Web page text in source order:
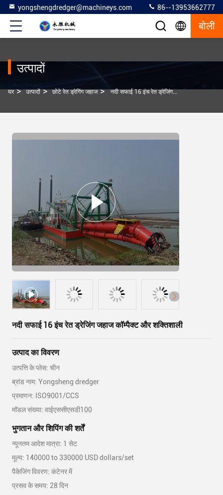
yongshengdredger@machineys.com 86--13953662777
बोली
उत्पादों
घर > उत्पादों > छोटे रेत ड्रेगिंग जहाज > नदी सफाई 16 इंच रेत ड्रेजिंग जहाज कॉम्पैक्ट और शक्तिशाली
नदी सफाई 16 इंच रेत ड्रेजिंग जहाज कॉम्पैक्ट और शक्तिशाली
उत्पाद का विवरण
उत्पत्ति के प्लेस: चीन
ब्रांड नाम: Yongsheng dredger
प्रमाणन: ISO9001/CCS
मॉडल संख्या: वाईएससीएसडी100
भुगतान और शिपिंग की शर्तें
न्यूनतम आदेश मात्रा: 1 सेट
मूल्य: 140000 to 330000 USD dollars/set
पैकेजिंग विवरण: कंटेनर में
प्रसव के समय: 28 दिन